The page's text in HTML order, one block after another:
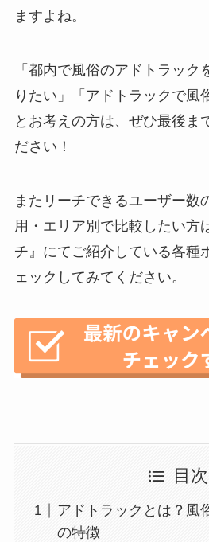
ますよね。
「都内で風俗のアドトラック
りたい」「アドトラックで風
とお考えの方は、ぜひ最後ま
ださい！
またリーチできるユーザー数
用・エリア別で比較したい方
チ』にてご紹介している各種
ェックしてみてください。
目次
アドトラックとは？風
の特徴